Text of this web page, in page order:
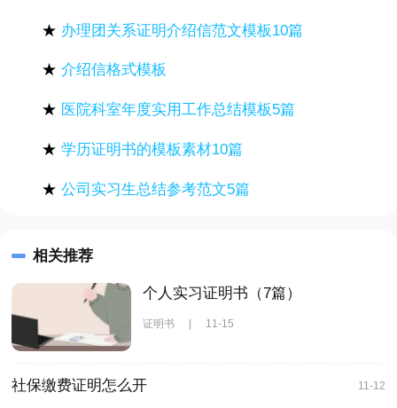
★ 办理团关系证明介绍信范文模板10篇
★介绍信格式模板
★ 医院科室年度实用工作总结模板5篇
★学历证明书的模板素材10篇
★公司实习生总结参考范文5篇
相关推荐
个人实习证明书（7篇）
证明书 11-15
社保缴费证明怎么开 11-12